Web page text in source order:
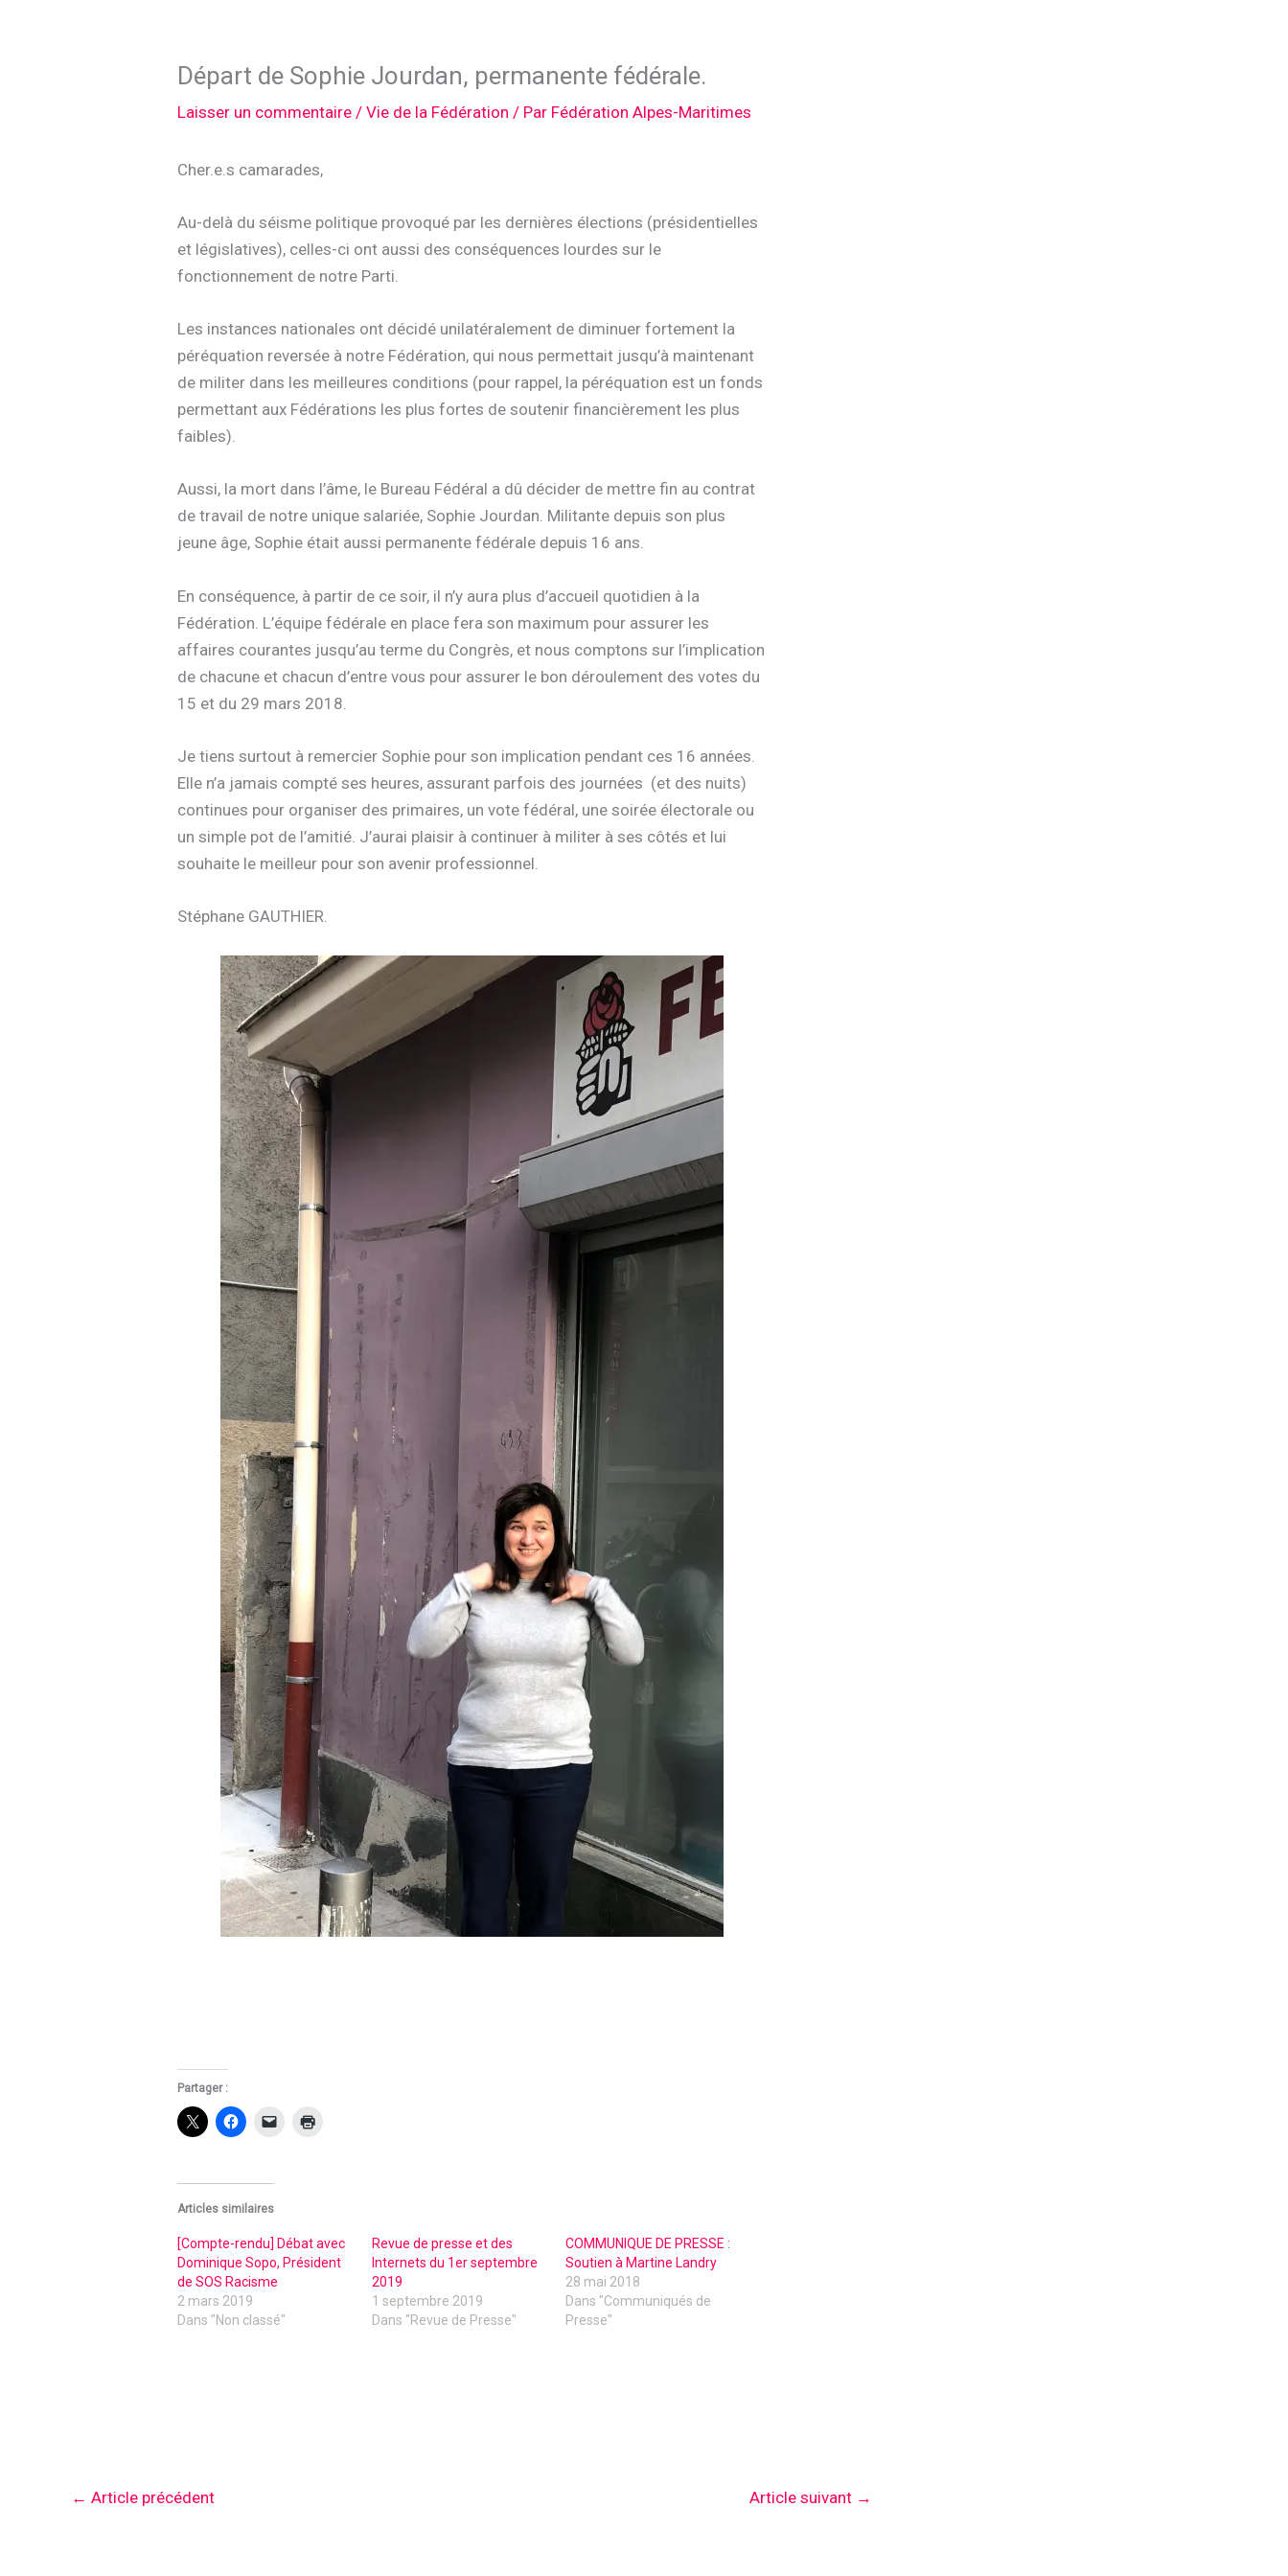
Départ de Sophie Jourdan, permanente fédérale.
Laisser un commentaire /Vie de la Fédération / Par Fédération Alpes-Maritimes
Cher.e.s camarades,
Au-delà du séisme politique provoqué par les dernières élections (présidentielles
et législatives), celles-ci ont aussi des conséquences lourdes sur le
fonctionnement de notre Parti.
Les instances nationales ont décidé unilatéralement de diminuer fortement la
péréquation reversée à notre Fédération, qui nous permettait jusqu’à maintenant
de militer dans les meilleures conditions (pour rappel, la péréquation est un fonds
permettant aux Fédérations les plus fortes de soutenir financièrement les plus
faibles).
Aussi, la mort dans l’âme, le Bureau Fédéral a dû décider de mettre fin au contrat
de travail de notre unique salariée, Sophie Jourdan. Militante depuis son plus
jeune âge, Sophie était aussi permanente fédérale depuis 16 ans.
En conséquence, à partir de ce soir, il n’y aura plus d’accueil quotidien à la
Fédération. L’équipe fédérale en place fera son maximum pour assurer les
affaires courantes jusqu’au terme du Congrès, et nous comptons sur l’implication
de chacune et chacun d’entre vous pour assurer le bon déroulement des votes du
15 et du 29 mars 2018.
Je tiens surtout à remercier Sophie pour son implication pendant ces 16 années.
Elle n’a jamais compté ses heures, assurant parfois des journées (et des nuits)
continues pour organiser des primaires, un vote fédéral, une soirée électorale ou
un simple pot de l’amitié. J’aurai plaisir à continuer à militer à ses côtés et lui
souhaite le meilleur pour son avenir professionnel.
Stéphane GAUTHIER.
Partager :
Articles similaires
[Compte-rendu] Débat avec
Dominique Sopo, Président
de SOS Racisme
2 mars 2019
Dans "Non classé"
Revue de presse et des
Internets du 1er septembre
2019
1 septembre 2019
Dans "Revue de Presse"
COMMUNIQUE DE PRESSE :
Soutien à Martine Landry
28 mai 2018
Dans "Communiqués de
Presse"
← Article précédent Article suivant →